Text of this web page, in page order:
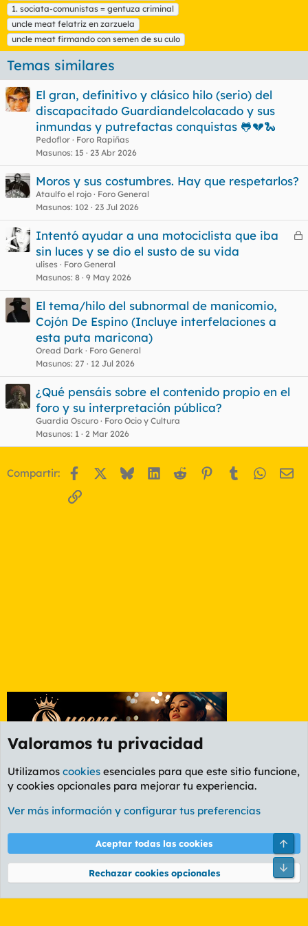
u
e
t
a
s
1. sociata-comunistas = gentuza criminal
uncle meat felatriz en zarzuela
uncle meat firmando con semen de su culo
Temas similares
El gran, definitivo y clásico hilo (serio) del
discapacitado Guardiandelcolacado y sus
inmundas y putrefactas conquistas 🐸💔🐍
Pedoflor
Foro Rapiñas
Masunos 15 23 Abr 2026
Moros y sus costumbres. Hay que respetarlos?
Ataulfo el rojo
Foro General
Masunos 102 23 Jul 2026
C
a
Intentó ayudar a una motociclista que iba
sin luces y se dio el susto de su vida
ulises
Foro General
Masunos 8 9 May 2026
El tema/hilo del subnormal de manicomio,
Cojón De Espino (Incluye interfelaciones a
esta puta maricona)
Oread Dark
Foro General
Masunos 27 12 Jul 2026
¿Qué pensáis sobre el contenido propio en el
foro y su interpretación pública?
Guardia Oscuro
Foro Ocio y Cultura
Masunos 1 2 Mar 2026
Compartir: Facebook BlueskyLinkedIn
Reddit Pinterest
Tumblr
Enlace
Foro Política
Cookies
PL OLDSTYLE AMARILLO
Términos y reglas Política de privacidad Ayuda
Community platform by XenForo® © 2010-2026 XenForo Ltd.
Valoramos tu privacidad
Utilizamos cookies esenciales para que este sitio funcione,
y cookies opcionales para mejorar tu experiencia.
Ver más información y configurar tus preferencias
Aceptar todas las cookies
Rechazar cookies opcionales
Pie